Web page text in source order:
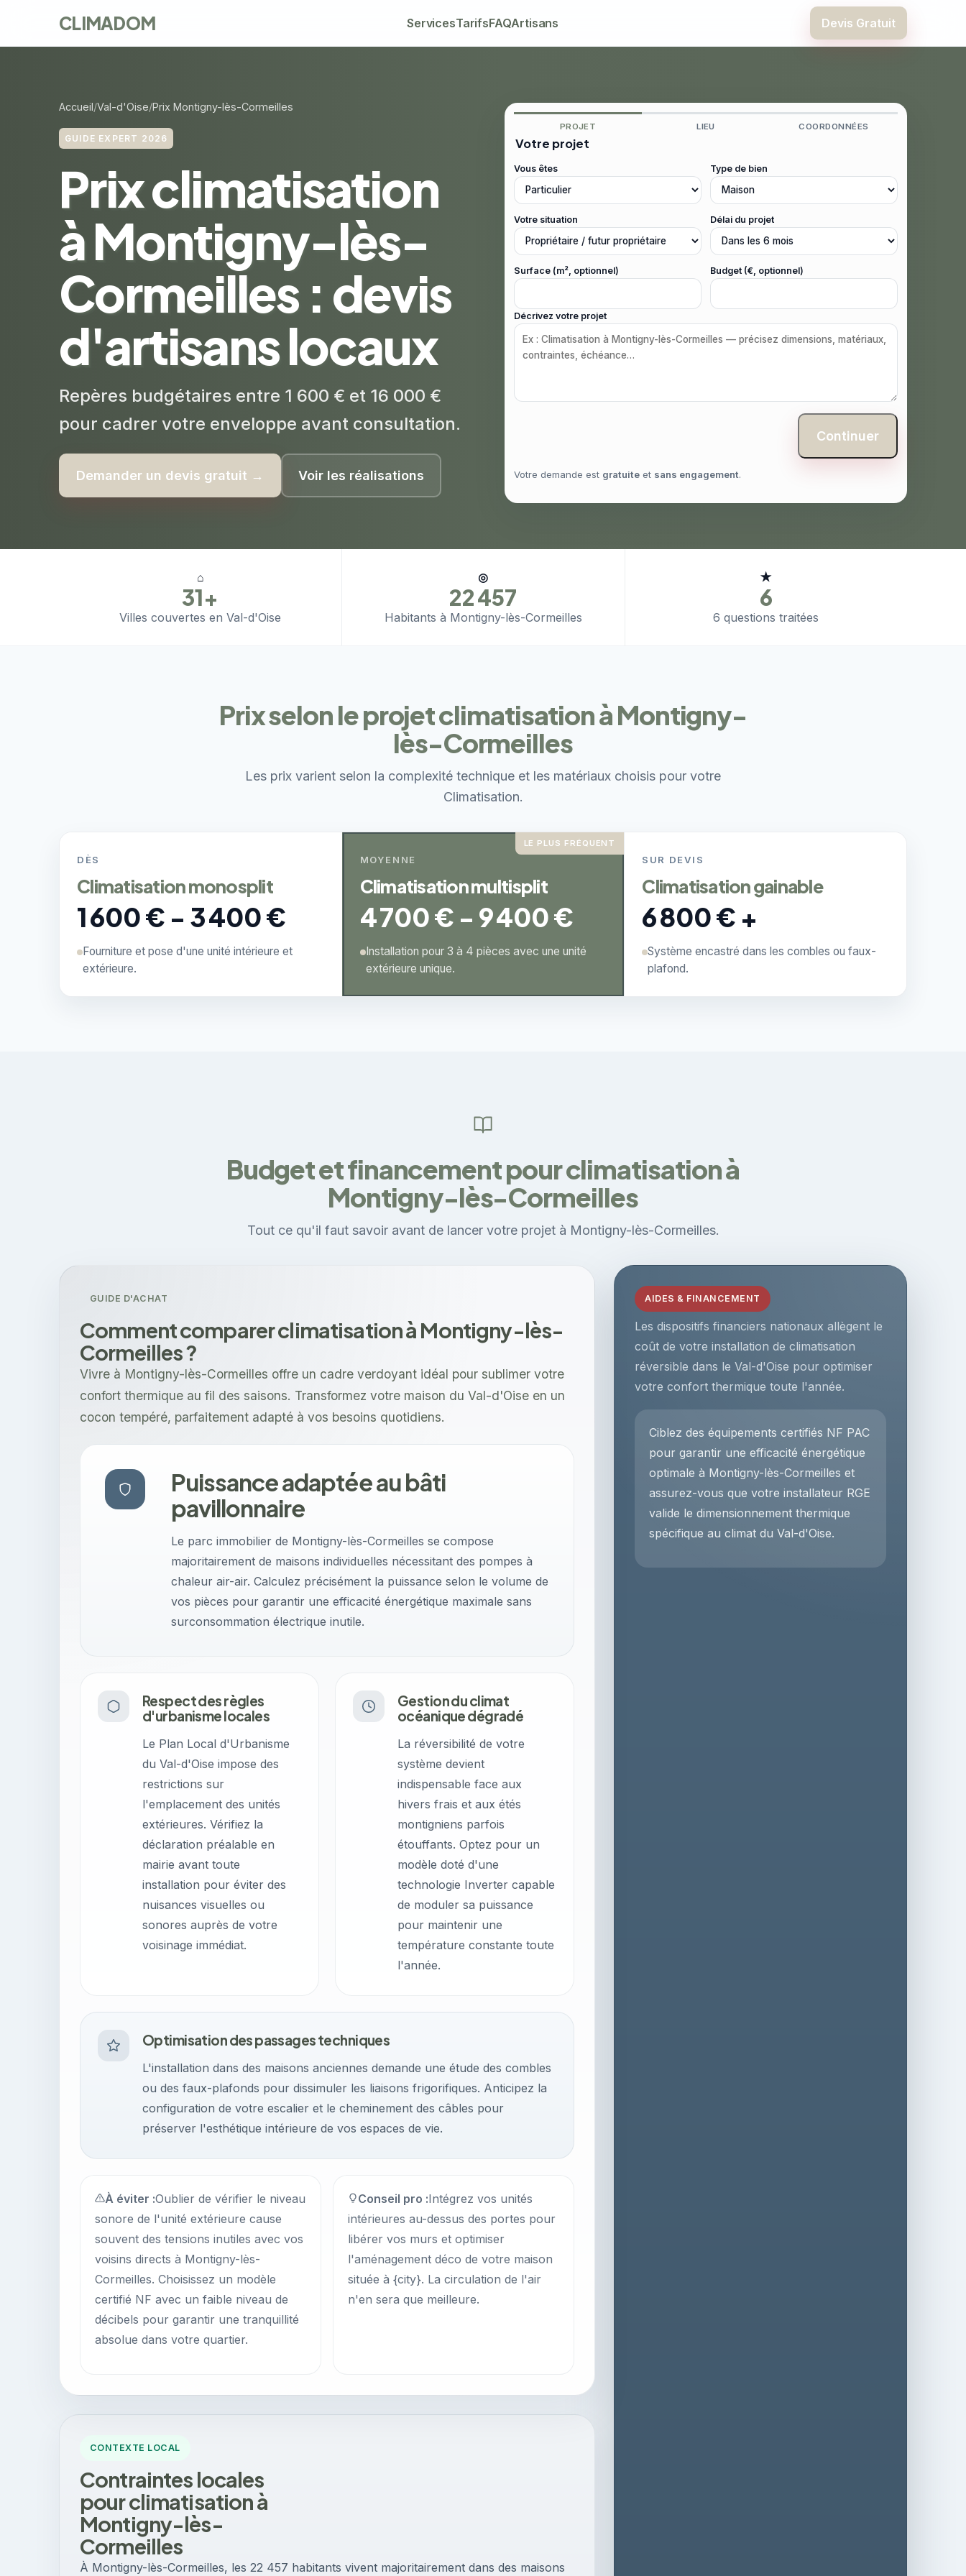
CLIMADOM ServicesTarifsFAQArtisans Devis Gratuit
Accueil Val-d'Oise Prix Montigny-lès-Cormeilles
GUIDE EXPERT 2026
Prix climatisation
à Montigny-lès-
Cormeilles : devis
d'artisans locaux
Repères budgétaires entre 1 600 € et 16 000 €
pour cadrer votre enveloppe avant consultation.
Demander un devis gratuit → Voir les réalisations
PROJET LIEU COORDONNÉES
Votre projet
Vous êtes Type de bien
Votre situation Délai du projet
Surface (m², optionnel) Budget (€, optionnel)
Décrivez votre projet
Continuer
Votre demande est gratuite et sans engagement.
⌂
31+
Villes couvertes en Val-d'Oise
◎
22 457
Habitants à Montigny-lès-Cormeilles
★
6
6 questions traitées
Prix selon le projet climatisation à Montigny-
lès-Cormeilles
Les prix varient selon la complexité technique et les matériaux choisis pour votre
Climatisation.
DÈS
Climatisation monosplit
1 600 € - 3 400 €
Fourniture et pose d'une unité intérieure et
extérieure.
LE PLUS FRÉQUENT
MOYENNE
Climatisation multisplit
4 700 € - 9 400 €
Installation pour 3 à 4 pièces avec une unité
extérieure unique.
SUR DEVIS
Climatisation gainable
6 800 € +
Système encastré dans les combles ou faux-
plafond.
Budget et financement pour climatisation à
Montigny-lès-Cormeilles
Tout ce qu'il faut savoir avant de lancer votre projet à Montigny-lès-Cormeilles.
AIDES & FINANCEMENT
Les dispositifs financiers nationaux allègent le
coût de votre installation de climatisation
réversible dans le Val-d'Oise pour optimiser
votre confort thermique toute l'année.
Ciblez des équipements certifiés NF PAC
pour garantir une efficacité énergétique
optimale à Montigny-lès-Cormeilles et
assurez-vous que votre installateur RGE
valide le dimensionnement thermique
spécifique au climat du Val-d'Oise.
CONTEXTE LOCAL
Contraintes locales
pour climatisation à
Montigny-lès-
Cormeilles
À Montigny-lès-Cormeilles, les 22 457 habitants vivent majoritairement dans des maisons
GUIDE D'ACHAT
Comment comparer climatisation à Montigny-lès-
Cormeilles ?
Vivre à Montigny-lès-Cormeilles offre un cadre verdoyant idéal pour sublimer votre
confort thermique au fil des saisons. Transformez votre maison du Val-d'Oise en un
cocon tempéré, parfaitement adapté à vos besoins quotidiens.
Puissance adaptée au bâti
pavillonnaire
Le parc immobilier de Montigny-lès-Cormeilles se compose
majoritairement de maisons individuelles nécessitant des pompes à
chaleur air-air. Calculez précisément la puissance selon le volume de
vos pièces pour garantir une efficacité énergétique maximale sans
surconsommation électrique inutile.
Respect des règles
d'urbanisme locales
Le Plan Local d'Urbanisme
du Val-d'Oise impose des
restrictions sur
l'emplacement des unités
extérieures. Vérifiez la
déclaration préalable en
mairie avant toute
installation pour éviter des
nuisances visuelles ou
sonores auprès de votre
voisinage immédiat.
Gestion du climat
océanique dégradé
La réversibilité de votre
système devient
indispensable face aux
hivers frais et aux étés
montigniens parfois
étouffants. Optez pour un
modèle doté d'une
technologie Inverter capable
de moduler sa puissance
pour maintenir une
température constante toute
l'année.
Optimisation des passages techniques
L'installation dans des maisons anciennes demande une étude des combles
ou des faux-plafonds pour dissimuler les liaisons frigorifiques. Anticipez la
configuration de votre escalier et le cheminement des câbles pour
préserver l'esthétique intérieure de vos espaces de vie.
À éviter :Oublier de vérifier le niveau
sonore de l'unité extérieure cause
souvent des tensions inutiles avec vos
voisins directs à Montigny-lès-
Cormeilles. Choisissez un modèle
certifié NF avec un faible niveau de
décibels pour garantir une tranquillité
absolue dans votre quartier.
Conseil pro :Intégrez vos unités
intérieures au-dessus des portes pour
libérer vos murs et optimiser
l'aménagement déco de votre maison
située à {city}. La circulation de l'air
n'en sera que meilleure.